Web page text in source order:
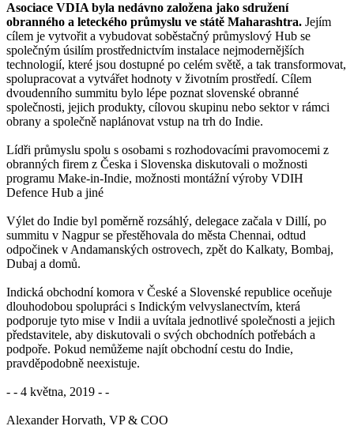
Asociace VDIA byla nedávno založena jako sdružení
obranného a leteckého průmyslu ve státě Maharashtra. Jejím
cílem je vytvořit a vybudovat soběstačný průmyslový Hub se
společným úsilím prostřednictvím instalace nejmodernějších
technologií, které jsou dostupné po celém světě, a tak transformovat,
spolupracovat a vytvářet hodnoty v životním prostředí. Cílem
dvoudenního summitu bylo lépe poznat slovenské obranné
společnosti, jejich produkty, cílovou skupinu nebo sektor v rámci
obrany a společně naplánovat vstup na trh do Indie.
Lídři průmyslu spolu s osobami s rozhodovacími pravomocemi z
obranných firem z Česka i Slovenska diskutovali o možnosti
programu Make-in-Indie, možnosti montážní výroby VDIH
Defence Hub a jiné
Výlet do Indie byl poměrně rozsáhlý, delegace začala v Dillí, po
summitu v Nagpur se přestěhovala do města Chennai, odtud
odpočinek v Andamanských ostrovech, zpět do Kalkaty, Bombaj,
Dubaj a domů.
Indická obchodní komora v České a Slovenské republice oceňuje
dlouhodobou spolupráci s Indickým velvyslanectvím, která
podporuje tyto mise v Indii a uvítala jednotlivé společnosti a jejich
představitele, aby diskutovali o svých obchodních potřebách a
podpoře. Pokud nemůžeme najít obchodní cestu do Indie,
pravděpodobně neexistuje.
- - 4 května, 2019 - -
Alexander Horvath, VP & COO